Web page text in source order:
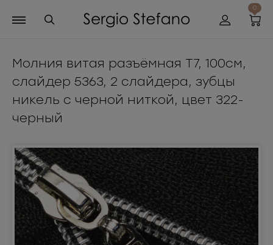
0
Молния витая разъёмная Т7, 100см,
слайдер 5363, 2 слайдера, зубцы
никель с черной ниткой, цвет 322-
черный